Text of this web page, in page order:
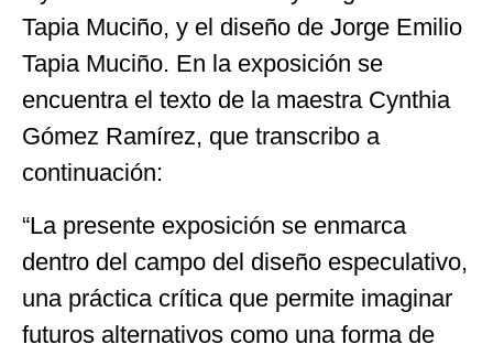
Tapia Muciño, y el diseño de Jorge Emilio
Tapia Muciño. En la exposición se
encuentra el texto de la maestra Cynthia
Gómez Ramírez, que transcribo a
continuación:
“La presente exposición se enmarca
dentro del campo del diseño especulativo,
una práctica crítica que permite imaginar
futuros alternativos como una forma de